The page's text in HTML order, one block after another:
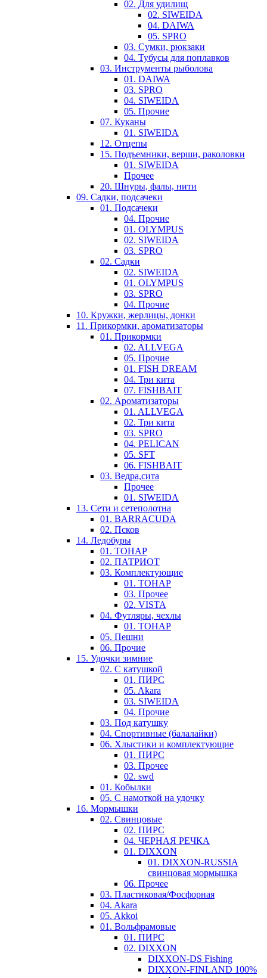
02. Для удилищ
02. SIWEIDA
04. DAIWA
05. SPRO
03. Сумки, рюкзаки
04. Тубусы для поплавков
03. Инструменты рыболова
01. DAIWA
03. SPRO
04. SIWEIDA
05. Прочие
07. Куканы
01. SIWEIDA
12. Отцепы
15. Подъемники, верши, раколовки
01. SIWEIDA
Прочее
20. Шнуры, фалы, нити
09. Садки, подсачеки
01. Подсачеки
04. Прочие
01. OLYMPUS
02. SIWEIDA
03. SPRO
02. Садки
02. SIWEIDA
01. OLYMPUS
03. SPRO
04. Прочие
10. Кружки, жерлицы, донки
11. Прикормки, ароматизаторы
01. Прикормки
02. ALLVEGA
05. Прочие
01. FISH DREAM
04. Три кита
07. FISHBAIT
02. Ароматизаторы
01. ALLVEGA
02. Три кита
03. SPRO
04. PELICAN
05. SFT
06. FISHBAIT
03. Ведра,сита
Прочее
01. SIWEIDA
13. Сети и сетеполотна
01. BARRACUDA
02. Псков
14. Ледобуры
01. ТОНАР
02. ПАТРИОТ
03. Комплектующие
01. ТОНАР
03. Прочее
02. VISTA
04. Футляры, чехлы
01. ТОНАР
05. Пешни
06. Прочие
15. Удочки зимние
02. С катушкой
01. ПИРС
05. Akara
03. SIWEIDA
04. Прочие
03. Под катушку
04. Спортивные (балалайки)
06. Хлыстики и комплектующие
01. ПИРС
03. Прочее
02. swd
01. Кобылки
05. С намоткой на удочку
16. Мормышки
02. Свинцовые
02. ПИРС
04. ЧЕРНАЯ РЕЧКА
01. DIXXON
01. DIXXON-RUSSIA
свинцовая мормышка
06. Прочее
03. Пластиковая/Фосфорная
04. Akara
05. Akkoi
01. Вольфрамовые
01. ПИРС
02. DIXXON
DIXXON-DS Fishing
DIXXON-FINLAND 100%